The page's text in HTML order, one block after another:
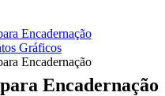
Encadernação
Gráficos
Encadernação
Encadernação